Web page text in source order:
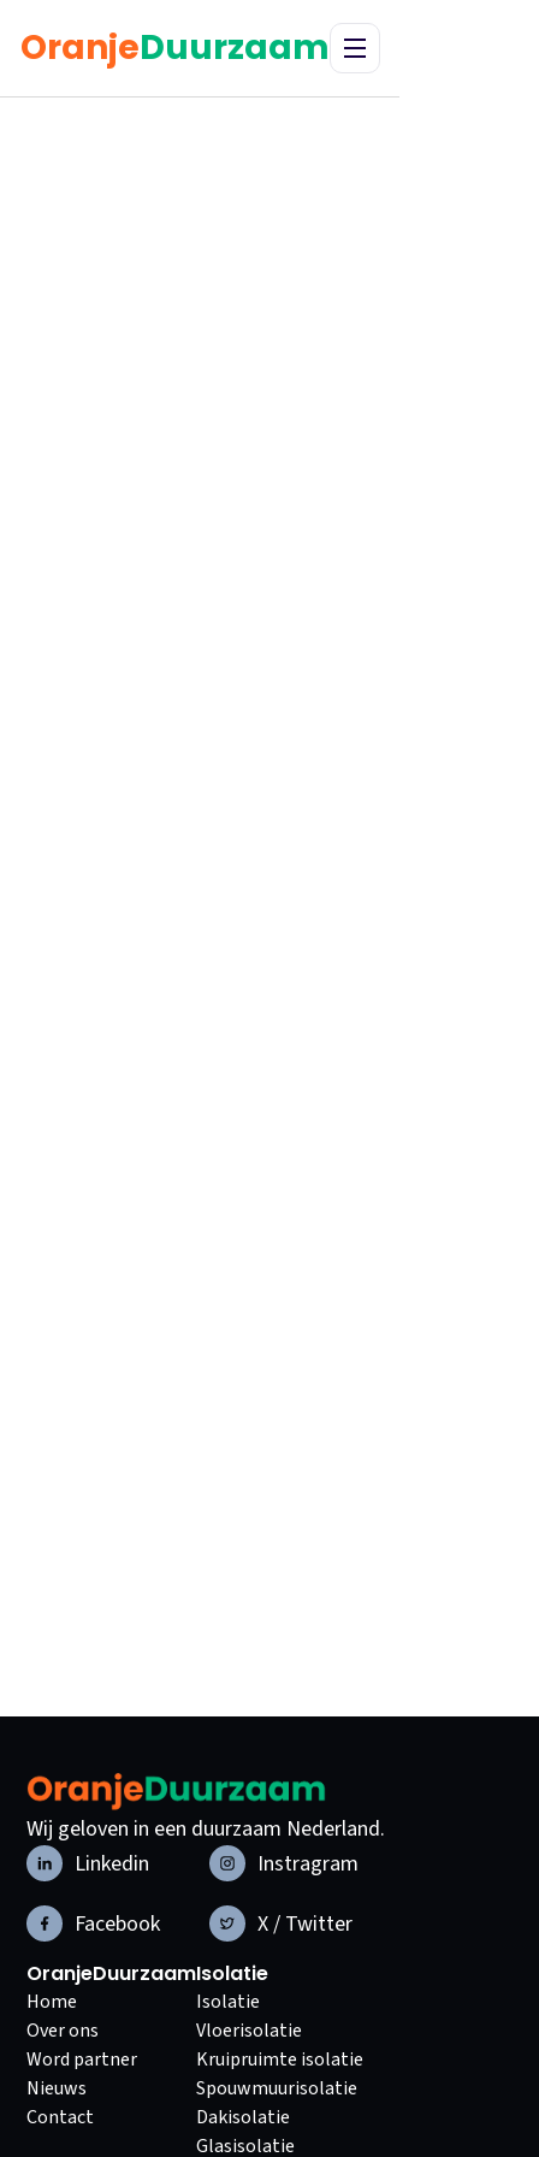
OranjeDuurzaam
Wij geloven in een duurzaam Nederland.
Linkedin
Instragram
Facebook
X / Twitter
OranjeDuurzaam
Home
Over ons
Word partner
Nieuws
Contact
Isolatie
Isolatie
Vloerisolatie
Kruipruimte isolatie
Spouwmuurisolatie
Dakisolatie
Glasisolatie